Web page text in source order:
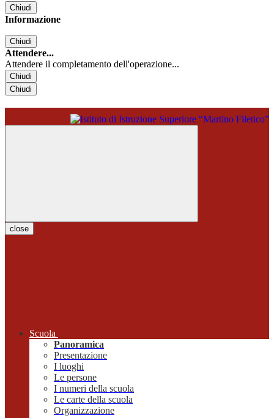
Chiudi
Informazione
Chiudi
Attendere...
Attendere il completamento dell'operazione...
Chiudi
Chiudi
close
Scuola
Panoramica
Presentazione
I luoghi
Le persone
I numeri della scuola
Le carte della scuola
Organizzazione